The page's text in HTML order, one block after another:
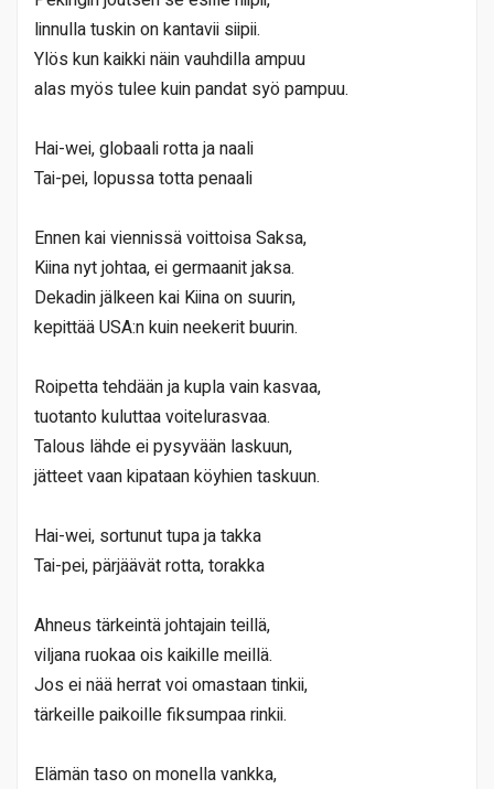
linnulla tuskin on kantavii siipii.
Ylös kun kaikki näin vauhdilla ampuu
alas myös tulee kuin pandat syö pampuu.
Hai-wei, globaali rotta ja naali
Tai-pei, lopussa totta penaali
Ennen kai viennissä voittoisa Saksa,
Kiina nyt johtaa, ei germaanit jaksa.
Dekadin jälkeen kai Kiina on suurin,
kepittää USA:n kuin neekerit buurin.
Roipetta tehdään ja kupla vain kasvaa,
tuotanto kuluttaa voitelurasvaa.
Talous lähde ei pysyvään laskuun,
jätteet vaan kipataan köyhien taskuun.
Hai-wei, sortunut tupa ja takka
Tai-pei, pärjäävät rotta, torakka
Ahneus tärkeintä johtajain teillä,
viljana ruokaa ois kaikille meillä.
Jos ei nää herrat voi omastaan tinkii,
tärkeille paikoille fiksumpaa rinkii.
Elämän taso on monella vankka,